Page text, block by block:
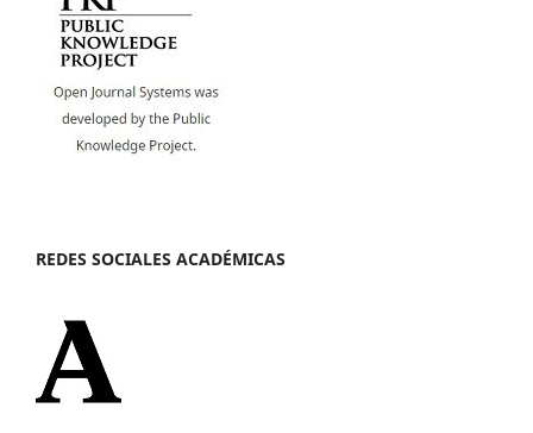
REDES SOCIALES ACADÉMICAS